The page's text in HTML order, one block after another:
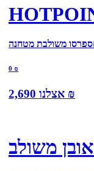
משולבת מטחנה
0 ₪
אצלנו 2,690 ₪
משולב